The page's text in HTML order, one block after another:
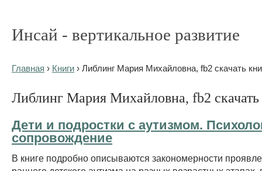
Инсай - вертикальное развитие
Главная › Книги › Либлинг Мария Михайловна, fb2 скачать
Либлинг Мария Михайловна, fb2 скачать
Дети и подростки с аутизмом.
сопровождение
В книге подробно описываются закономерности